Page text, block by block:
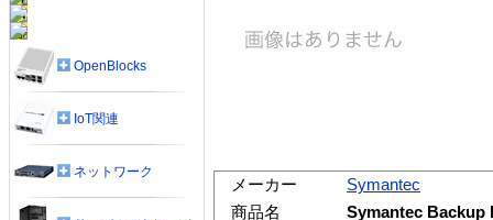
メーカー
Symantec
商品名
Symantec Backup
OpenBlocks
IoT関連
ネットワーク